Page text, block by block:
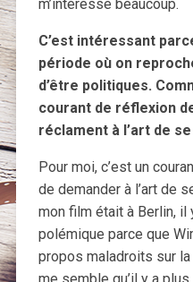
m’intéresse beaucoup.
C’est intéressant
période où on
d’être politiques.
courant de réflexion
réclament à l’art de
Pour moi, c’est un
de demander à l’art de
mon film était à Berlin, il
polémique parce que
propos maladroits sur